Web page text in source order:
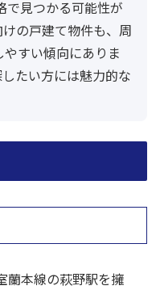
で見つかる可能性が
の戸建て物件も、周
すい傾向にありま
たい方には魅力的な
蘭本線の萩野駅を擁